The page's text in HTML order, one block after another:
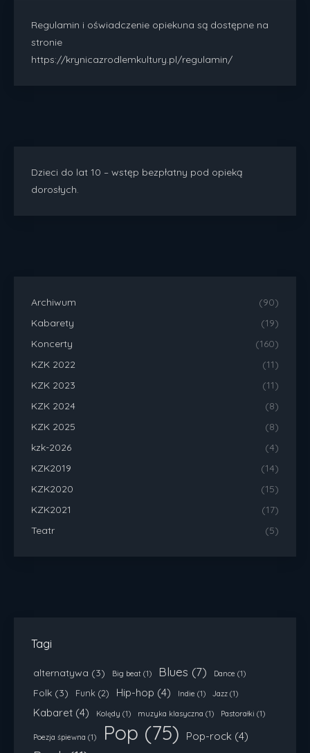
Regulamin i oświadczenie opiekuna są dostępne na
stronie
https://krynicazrodlemkultury.pl/regulamin/
Dzieci do lat 10 – wstęp bezpłatny pod opieką
dorosłych.
Archiwum
(90)
Kabarety
(19)
Koncerty
(160)
KZK 2022
(11)
KZK 2023
(11)
KZK 2024
(8)
KZK 2025
(8)
kzk-2026
(4)
KZK2019
(14)
KZK2020
(15)
KZK2021
(17)
Teatr
(5)
Tagi
alternatywa (3) Big beat (1) Blues (7) Dance (1)
Folk (3) Funk (2) Hip-hop (4) Indie (1) Jazz (1)
Kabaret (4) Kolędy (1) muzyka klasyczna (1) Pastorałki (1)
Poezja śpiewna (1) Pop (75) Pop-rock (4)